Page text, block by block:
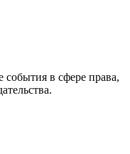
события в сфере права,